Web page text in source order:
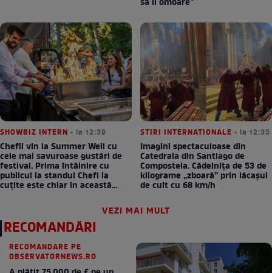
să îl omoare”
SHOWBIZ INTERN • la 12:39
Chefii vin la Summer Well cu
cele mai savuroase gustări de
festival. Prima întâlnire cu
publicul la standul Chefi la
cuțite este chiar în această
STIRI INTERNATIONALE • la 12:35
Imagini spectaculoase din
Catedrala din Santiago de
Compostela. Cădelnița de 53 de
kilograme „zboară” prin lăcașul
de cult cu 68 km/h
VEZI MAI MULT
RECOMANDĂRI
RECOMANDARE PE
OBSERVATORNEWS.RO